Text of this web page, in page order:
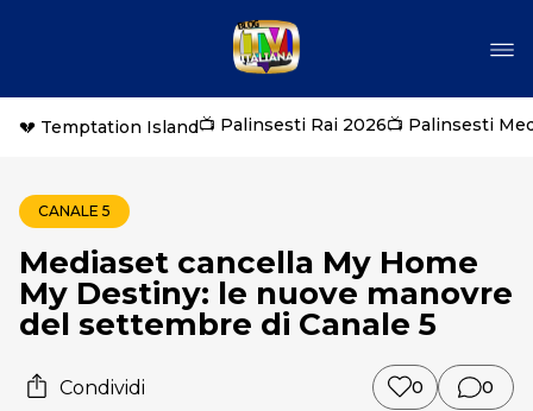
💔 Temptation Island📺 Palinsesti Rai 2026📺 Palinsesti
CANALE 5
Mediaset cancella My Home
My Destiny: le nuove manovre
del settembre di Canale 5
Condividi 0 0